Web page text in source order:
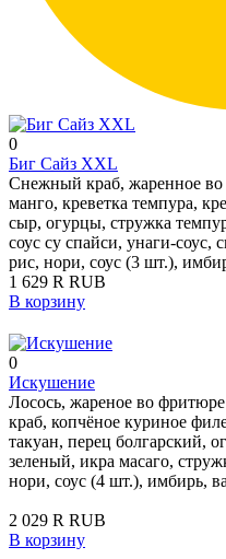
0
Биг Сайз XXL
Снежный краб, жаренное
манго, креветка темпура,
сыр, огурцы, стружка
соус су спайси, унаги-соус,
рис, нори, соус (3 шт.),
1 629 R RUB
В корзину
0
Искушение
Лосось, жареное во
краб, копчёное куриное
такуан, перец болгарский,
зеленый, икра масаго,
нори, соус (4 шт.), имбирь,
2 029 R RUB
В корзину